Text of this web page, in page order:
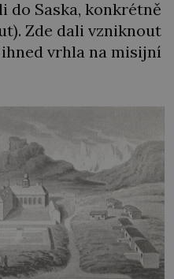
do Saska, konkrétně
Zde dali vzniknout
vrhla na misijní